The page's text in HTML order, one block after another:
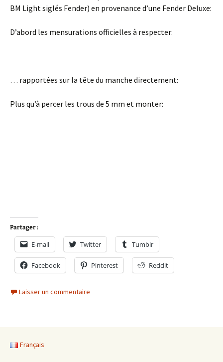
BM Light siglés Fender) en provenance d’une Fender Deluxe:
D’abord les mensurations officielles à respecter:
… rapportées sur la tête du manche directement:
Plus qu’à percer les trous de 5 mm et monter:
Partager :
E-mail Twitter Tumblr
Facebook Pinterest Reddit
Laisser un commentaire
Français